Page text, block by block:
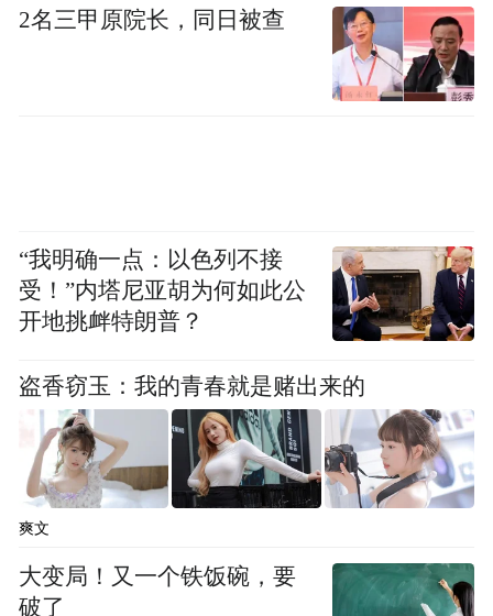
2名三甲原院长，同日被查
“我明确一点：以色列不接
受！”内塔尼亚胡为何如此公
开地挑衅特朗普？
盗香窃玉：我的青春就是赌出来的
爽文
大变局！又一个铁饭碗，要
破了